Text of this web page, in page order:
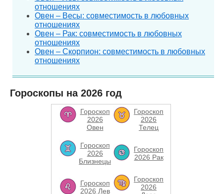
отношениях
Овен – Весы: совместимость в любовных
отношениях
Овен – Рак: совместимость в любовных
отношениях
Овен – Скорпион: совместимость в любовных
отношениях
Гороскопы на 2026 год
Гороскоп
2026
Овен
Гороскоп
2026
Телец
Гороскоп
2026
Близнецы
Гороскоп
2026 Рак
Гороскоп
2026 Лев
Гороскоп
2026